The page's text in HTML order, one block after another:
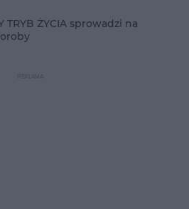
TRYB ŻYCIA sprowadzi na